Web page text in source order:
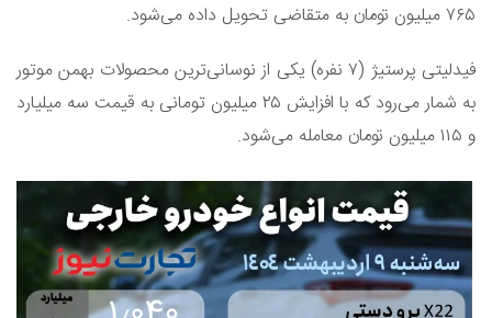
۷۶۵ میلیون تومان به متقاضی تحویل داده می‌شود.
فیدلیتی پرستیژ (۷ نفره) یکی از نوسانی‌ترین محصولات بهمن موتور
به شمار می‌رود که با افزایش ۲۵ میلیون تومانی به قیمت سه میلیارد
و ۱۱۵ میلیون تومان معامله می‌شود.